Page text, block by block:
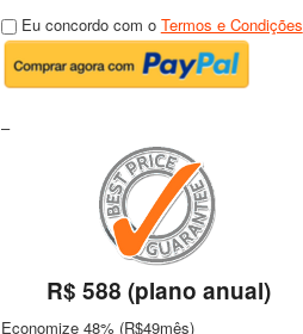
Eu concordo com o Termos e Condições
–
R$ 588 (plano anual)
Economize 48% (R$49mês)